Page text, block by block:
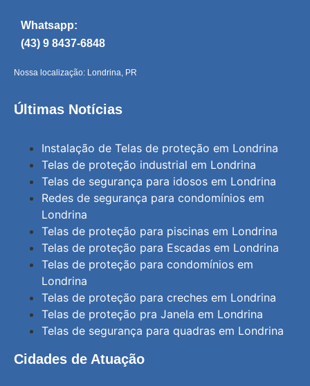
Whatsapp:
(43) 9 8437-6848
Nossa localização: Londrina, PR
Últimas Notícias
Instalação de Telas de proteção em Londrina
Telas de proteção industrial em Londrina
Telas de segurança para idosos em Londrina
Redes de segurança para condomínios em
Londrina
Telas de proteção para piscinas em Londrina
Telas de proteção para Escadas em Londrina
Telas de proteção para condomínios em
Londrina
Telas de proteção para creches em Londrina
Telas de proteção pra Janela em Londrina
Telas de segurança para quadras em Londrina
Cidades de Atuação